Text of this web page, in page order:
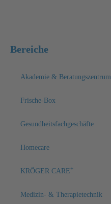
Bereiche
Akademie & Beratungszentrum
Frische-Box
Gesundheitsfachgeschäfte
Homecare
KRÖGER CARE+
Medizin- & Therapietechnik